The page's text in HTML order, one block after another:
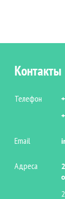
Контакты
Телефон
Email
Адреса